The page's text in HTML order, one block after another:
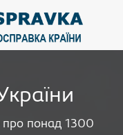
про понад 1300